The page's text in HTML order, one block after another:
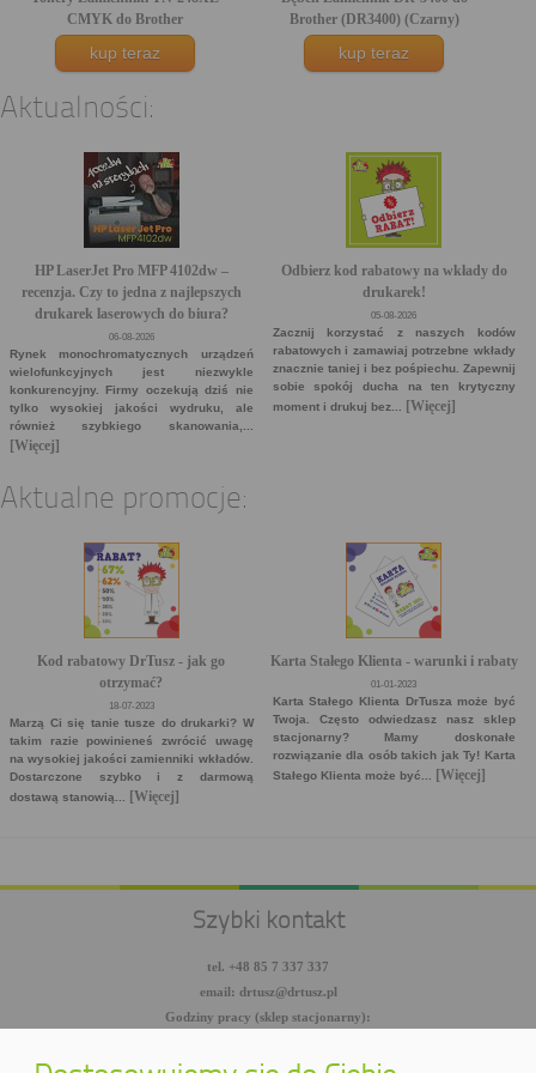
CMYK do Brother
(TN248XLCMYK)...
kup teraz
Brother (DR3400) (Czarny)
kup teraz
Aktualności:
HP LaserJet Pro MFP 4102dw –
recenzja. Czy to jedna z najlepszych
drukarek laserowych do biura?
06-08-2026
Rynek monochromatycznych urządzeń
wielofunkcyjnych jest niezwykle
konkurencyjny. Firmy oczekują dziś nie
tylko wysokiej jakości wydruku, ale
również szybkiego skanowania,...
[Więcej]
Odbierz kod rabatowy na wkłady do
drukarek!
05-08-2026
Zacznij korzystać z naszych kodów
rabatowych i zamawiaj potrzebne wkłady
znacznie taniej i bez pośpiechu. Zapewnij
sobie spokój ducha na ten krytyczny
moment i drukuj bez...
[Więcej]
Aktualne promocje:
Kod rabatowy DrTusz - jak go
otrzymać?
18-07-2023
Marzą Ci się tanie tusze do drukarki? W
takim razie powinieneś zwrócić uwagę
na wysokiej jakości zamienniki wkładów.
Dostarczone szybko i z darmową
dostawą stanowią... [Więcej]
Karta Stałego Klienta - warunki i rabaty
01-01-2023
Karta Stałego Klienta DrTusza może być
Twoja. Często odwiedzasz nasz sklep
stacjonarny? Mamy doskonałe
rozwiązanie dla osób takich jak Ty! Karta
Stałego Klienta może być...
[Więcej]
Szybki kontakt
tel. +48 85 7 337 337
email: drtusz@drtusz.pl
Godziny pracy (sklep stacjonarny):